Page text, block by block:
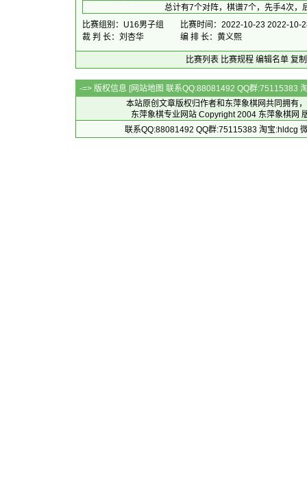
总计有7个对阵，棋谱7个，先手4次，
比赛组别：U16男子组
比赛时间：2022-10-23 2022-10-
裁 判 长：刘杏华
编 排 长：黄义熙
比赛列表 比赛规程 编辑名单 复
-=> 版权信息 [网站地图 联系QQ:88081492 QQ群:75115383
本站原创文章版权归作者和 东萍象棋网共同拥有
东萍象棋专业网站 Copyright 2004 东萍象棋网
联系QQ:88081492 QQ群:75115383 淘宝:hldcg